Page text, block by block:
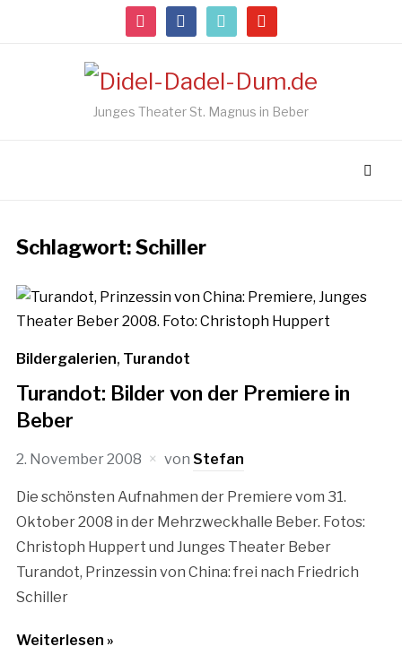
instagramfacebooktiktok youtube
Junges Theater St. Magnus in Beber
Schlagwort:Schiller
Bildergalerien, Turandot
Turandot: Bilder von der Premiere in
Beber
2. November 2008 von Stefan
Die schönsten Aufnahmen der Premiere vom 31.
Oktober 2008 in der Mehrzweckhalle Beber. Fotos:
Christoph Huppert und Junges Theater Beber
Turandot, Prinzessin von China: frei nach Friedrich
Schiller
Weiterlesen »